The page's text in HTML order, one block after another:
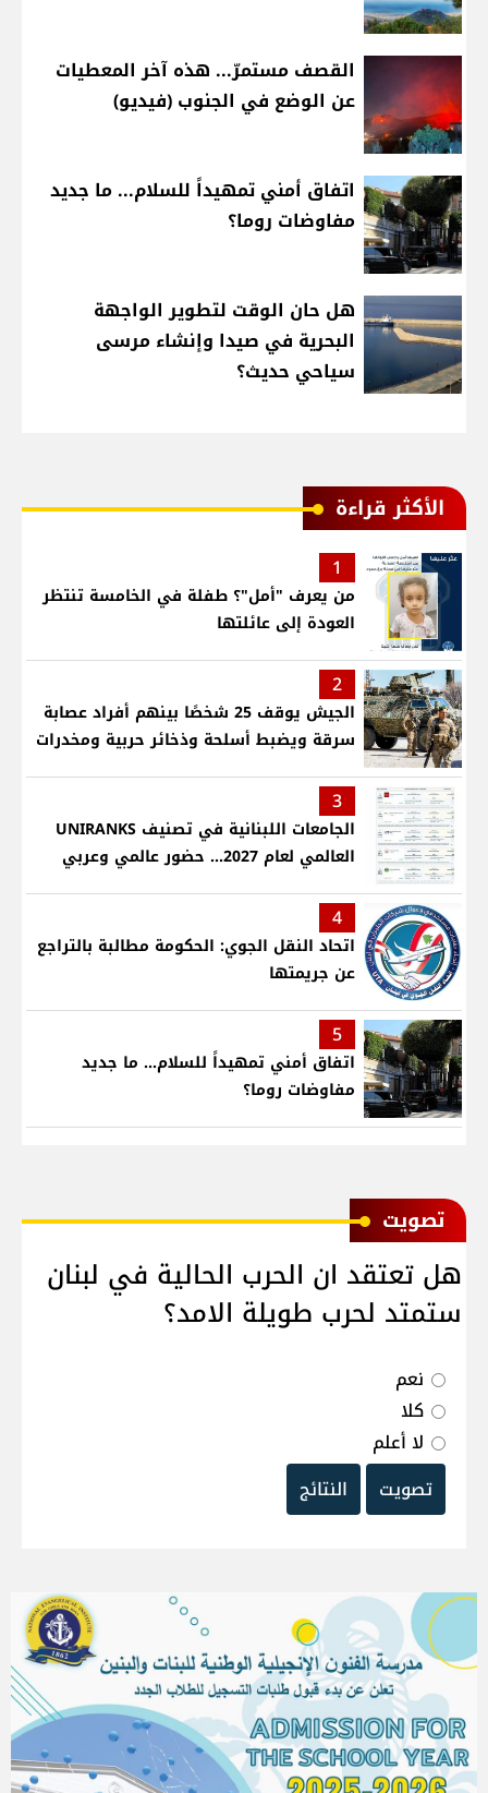
القصف مستمرّ... هذه آخر المعطيات
عن الوضع في الجنوب (فيديو)
اتفاق أمني تمهيداً للسلام... ما جديد
مفاوضات روما؟
هل حان الوقت لتطوير الواجهة
البحرية في صيدا وإنشاء مرسى
سياحي حديث؟
الأكثر قراءة
1
من يعرف "أمل"؟ طفلة في الخامسة تنتظر
العودة إلى عائلتها
2
الجيش يوقف 25 شخصًا بينهم أفراد عصابة
سرقة ويضبط أسلحة وذخائر حربية ومخدرات
3
الجامعات اللبنانية في تصنيف UNIRANKS
العالمي لعام 2027... حضور عالمي وعربي
4
اتحاد النقل الجوي: الحكومة مطالبة بالتراجع
عن جريمتها
5
اتفاق أمني تمهيداً للسلام... ما جديد
مفاوضات روما؟
ﺗﺼﻮﻳﺖ
هل تعتقد ان الحرب الحالية في لبنان
ستمتد لحرب طويلة الامد؟
نعم
كلا
لا أعلم
تصويت
النتائج